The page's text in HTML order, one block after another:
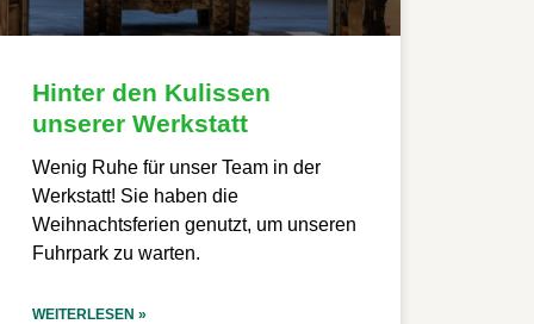
Hinter den Kulissen
unserer Werkstatt
Wenig Ruhe für unser Team in der
Werkstatt! Sie haben die
Weihnachtsferien genutzt, um unseren
Fuhrpark zu warten.
WEITERLESEN »